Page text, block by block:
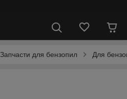
Запчасти для бензопил Для